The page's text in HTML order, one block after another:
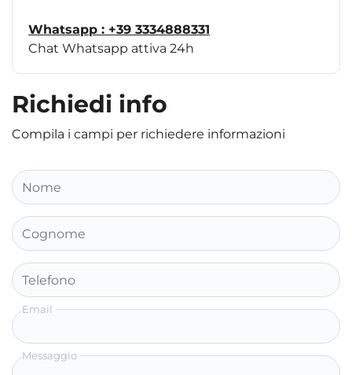
Whatsapp : +39 3334888331
Chat Whatsapp attiva 24h
Richiedi info
Compila i campi per richiedere informazioni
Nome
Cognome
Telefono
Email
Messaggio